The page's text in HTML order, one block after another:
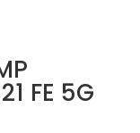
FE 5G